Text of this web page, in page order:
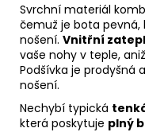
Svrchní materiál
čemuž je bota pevná,
nošení. Vnitřní
vaše nohy v teple,
Podšívka je prodyšná
nošení.
Nechybí typická
která poskytuje plný